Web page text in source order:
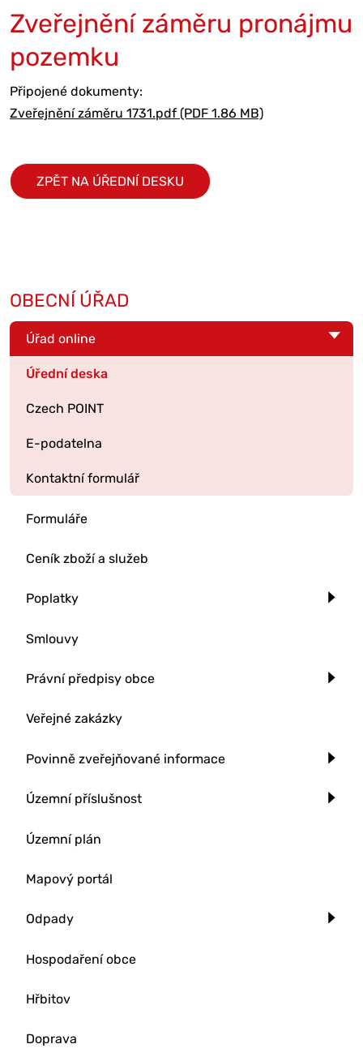
Zveřejnění záměru pronájmu
pozemku
Připojené dokumenty:
Zveřejnění záměru 1731.pdf (PDF 1.86 MB)
ZPĚT NA ÚŘEDNÍ DESKU
OBECNÍ ÚŘAD
Úřad online
Úřední deska
Czech POINT
E-podatelna
Kontaktní formulář
Formuláře
Ceník zboží a služeb
Poplatky
Smlouvy
Právní předpisy obce
Veřejné zakázky
Povinně zveřejňované informace
Územní příslušnost
Územní plán
Mapový portál
Odpady
Hospodaření obce
Hřbitov
Doprava